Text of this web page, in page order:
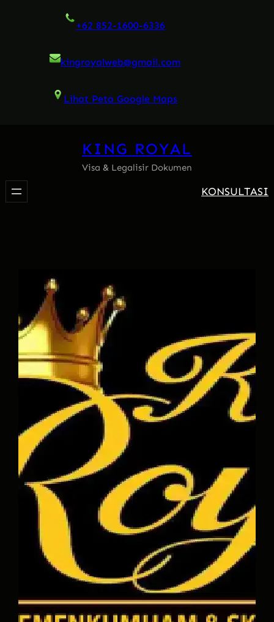
+62 852-1600-6336
kingroyalweb@gmail.com
Lihat Peta Google Maps
KING ROYAL
Visa & Legalisir Dokumen
KONSULTASI